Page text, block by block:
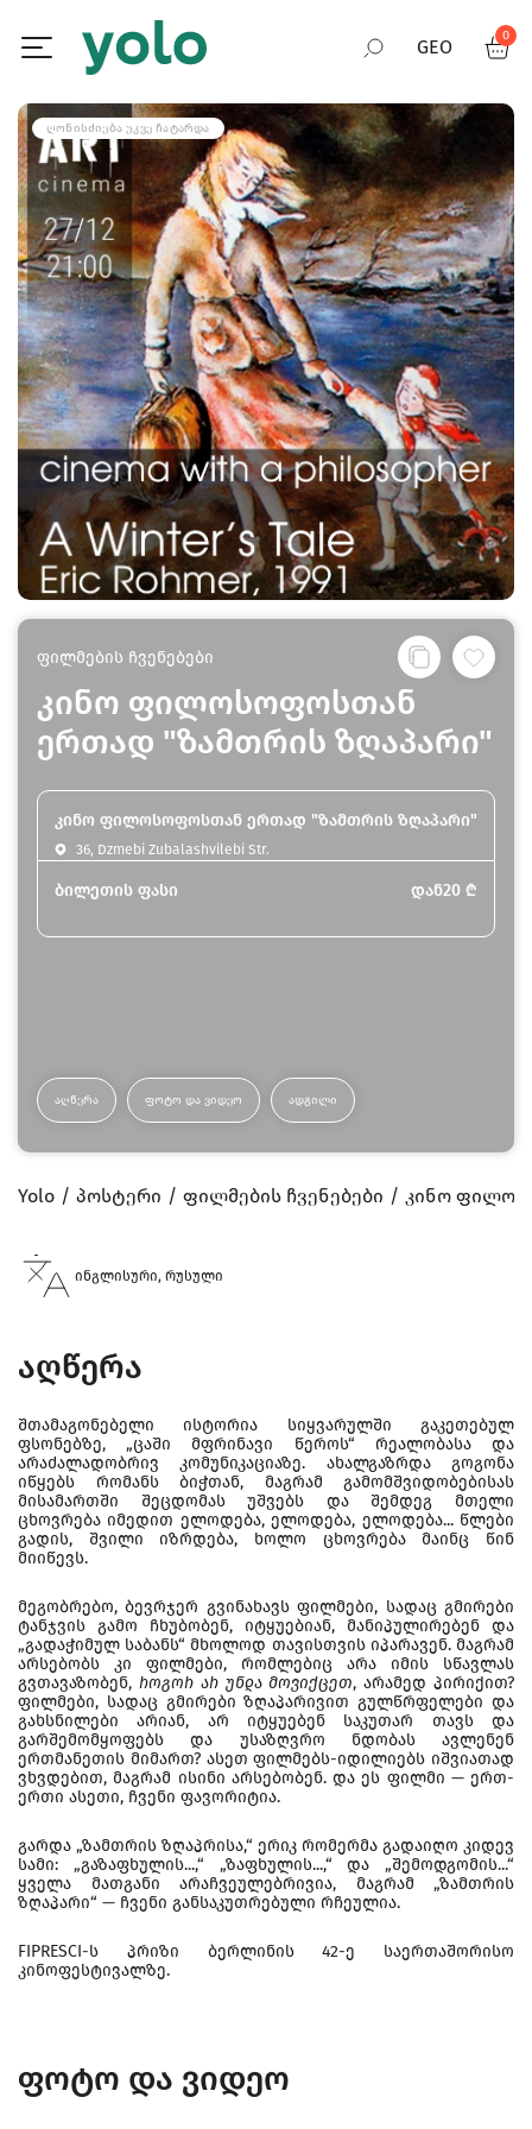
GEO
RUS
ENG
0
ᲦᲝᲜᲘᲡᲫᲘᲔᲑᲐ ᲣᲙᲕᲔ ᲩᲐᲢᲐᲠᲓᲐ
ფილმების ჩვენებები
კინო ფილოსოფოსთან
ერთად "ზამთრის ზღაპარი"
კინო ფილოსოფოსთან ერთად "ზამთრის ზღაპარი"
36, Dzmebi Zubalashvilebi Str.
ბილეთის ფასი დან20 ₾
ᲐᲦᲬᲔᲠᲐ ᲤᲝᲢᲝ ᲓᲐ ᲕᲘᲓᲔᲝ ᲐᲓᲒᲘᲚᲘ
Yolo პოსტერი ფილმების ჩვენებები კინო
ინგლისური, რუსული
აღწერა
შთამაგონებელი ისტორია სიყვარულში გაკეთებულ
ფსონებზე, „ცაში მფრინავი წეროს“ რეალობასა და
არაძალადობრივ კომუნიკაციაზე. ახალგაზრდა გოგონა
იწყებს რომანს ბიჭთან, მაგრამ გამომშვიდობებისას
მისამართში შეცდომას უშვებს და შემდეგ მთელი
ცხოვრება იმედით ელოდება, ელოდება, ელოდება... წლები
გადის, შვილი იზრდება, ხოლო ცხოვრება მაინც წინ
მიიწევს.
მეგობრებო, ბევრჯერ გვინახავს ფილმები, სადაც გმირები
ტანჯვის გამო ჩხუბობენ, იტყუებიან, მანიპულირებენ და
„გადაჭიმულ საბანს“ მხოლოდ თავისთვის იპარავენ. მაგრამ
არსებობს კი ფილმები, რომლებიც არა იმის სწავლას
გვთავაზობენ, როგორ არ უნდა მოვიქცეთ, არამედ პირიქით?
ფილმები, სადაც გმირები ზღაპარივით გულწრფელები და
გახსნილები არიან, არ იტყუებენ საკუთარ თავს და
გარშემომყოფებს და უსაზღვრო ნდობას ავლენენ
ერთმანეთის მიმართ? ასეთ ფილმებს-იდილიებს იშვიათად
ვხვდებით, მაგრამ ისინი არსებობენ. და ეს ფილმი — ერთ-
ერთი ასეთი, ჩვენი ფავორიტია.
გარდა „ზამთრის ზღაპრისა,“ ერიკ რომერმა გადაიღო კიდევ
სამი: „გაზაფხულის...,“ „ზაფხულის...,“ და „შემოდგომის...“
ყველა მათგანი არაჩვეულებრივია, მაგრამ „ზამთრის
ზღაპარი“ — ჩვენი განსაკუთრებული რჩეულია.
FIPRESCI-ს პრიზი ბერლინის 42-ე საერთაშორისო
კინოფესტივალზე.
ფოტო და ვიდეო